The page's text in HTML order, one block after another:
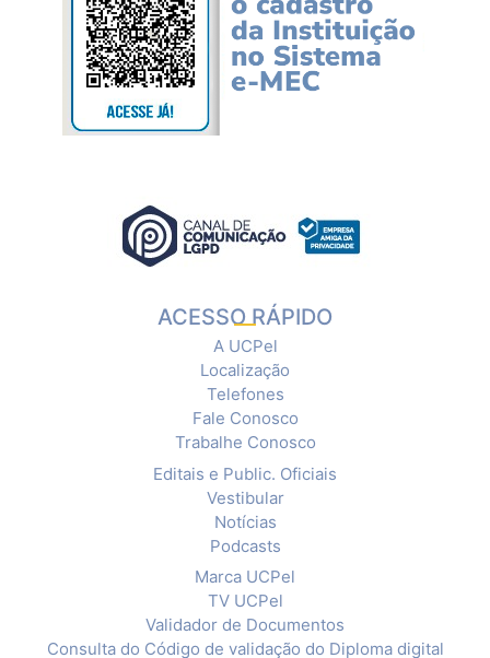
ACESSO RÁPIDO
A UCPel
Localização
Telefones
Fale Conosco
Trabalhe Conosco
Editais e Public. Oficiais
Vestibular
Notícias
Podcasts
Marca UCPel
TV UCPel
Validador de Documentos
Consulta do Código de validação do Diploma digital